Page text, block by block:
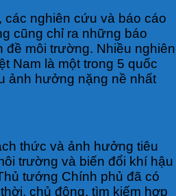
các nghiên cứu và báo cáo
cũng chỉ ra những báo
đề môi trường. Nhiều nghiên
Nam là một trong 5 quốc
ảnh hưởng nặng nề nhất
thức và ảnh hưởng tiêu
trường và biến đổi khí hậu
tướng Chính phủ đã có
chủ động, tìm kiếm hợp